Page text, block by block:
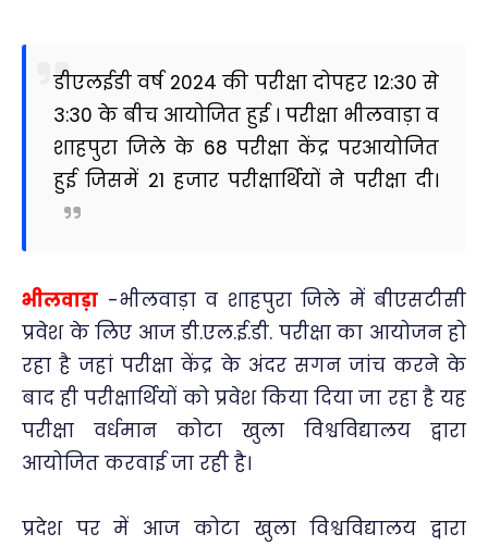
डीएलईडी वर्ष 2024 की परीक्षा दोपहर 12:30 से
3:30 के बीच आयोजित हुई । परीक्षा भीलवाड़ा व
शाहपुरा जिले के 68 परीक्षा केंद्र परआयोजित
हुई जिसमें 21 हजार परीक्षार्थियों ने परीक्षा दी।
भीलवाड़ा -भीलवाड़ा व शाहपुरा जिले में बीएसटीसी
प्रवेश के लिए आज डी.एल.ई.डी. परीक्षा का आयोजन हो
रहा है जहां परीक्षा केंद्र के अंदर सगन जांच करने के
बाद ही परीक्षार्थियों को प्रवेश किया दिया जा रहा है यह
परीक्षा वर्धमान कोटा खुला विश्वविद्यालय द्वारा
आयोजित करवाई जा रही है।
प्रदेश पर में आज कोटा खुला विश्वविद्यालय द्वारा